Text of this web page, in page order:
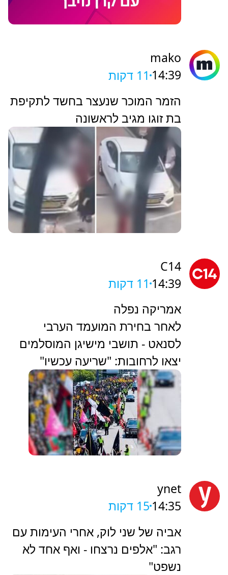
mako
14:39 11 דקות
הזמר המוכר שנעצר בחשד לתקיפת
בת זוגו מגיב לראשונה
C14
14:39 11 דקות
אמריקה נפלה
לאחר בחירת המועמד הערבי
לסנאט - תושבי מישיגן המוסלמים
יצאו לרחובות: "שריעה עכשיו"
ynet
14:35 15 דקות
אביה של שני לוק, אחרי העימות עם
רגב: "אלפים נרצחו - ואף אחד לא
נשפט"